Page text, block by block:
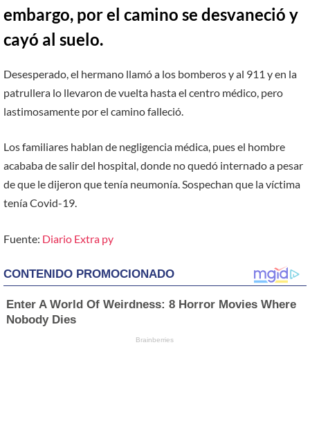
embargo, por el camino se desvaneció y
cayó al suelo.
Desesperado, el hermano llamó a los bomberos y al 911 y en la
patrullera lo llevaron de vuelta hasta el centro médico, pero
lastimosamente por el camino falleció.
Los familiares hablan de negligencia médica, pues el hombre
acababa de salir del hospital, donde no quedó internado a pesar
de que le dijeron que tenía neumonía. Sospechan que la víctima
tenía Covid-19.
Fuente: Diario Extra py